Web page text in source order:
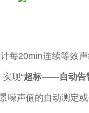
每20min连续等效
现“超标——自动
噪声值的自动测定